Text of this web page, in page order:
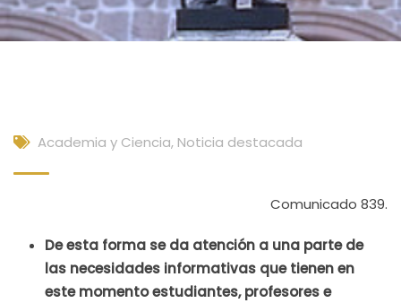
Academia y Ciencia, Noticia destacada
Comunicado 839.
De esta forma se da atención a una parte de
las necesidades informativas que tienen en
este momento estudiantes, profesores e